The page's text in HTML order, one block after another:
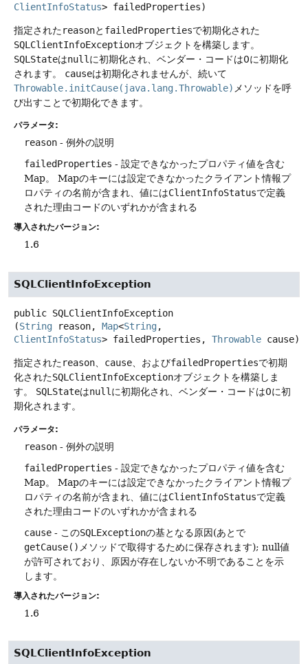
ClientInfoStatus> failedProperties)
指定されたreasonと failedPropertiesで初期化された
SQLClientInfoExceptionオブジェクトを構築します。
SQLStateはnull に初期化され、ベンダー・コードは0に初期化
されます。
causeは初期化されませんが、続いて
Throwable.initCause(java.lang.Throwable) メソッドを呼
び出すことで初期化できます。
パラメータ:
reason - 例外の説明
failedProperties - 設定できなかったプロパティ値を含む
Map。
Mapのキーには設定できなかったクライアント情報プ
ロパティの名前が含まれ、値にはClientInfoStatusで定義
された理由コードのいずれかが含まれる
導入されたバージョン:
1.6
SQLClientInfoException
public SQLClientInfoException
(String reason, Map<String
ClientInfoStatus> failedProperties, Throwable cause)
指定されたreason、 cause、およびfailedPropertiesで初期
化されたSQLClientInfoExceptionオブジェクトを構築しま
す。
SQLStateはnullに初期化され、ベンダー・コードは0に初
期化されます。
パラメータ:
reason - 例外の説明
failedProperties - 設定できなかったプロパティ値を含む
Map。
Mapのキーには設定できなかったクライアント情報プ
ロパティの名前が含まれ、値にはClientInfoStatusで定義
された理由コードのいずれかが含まれる
cause - このSQLExceptionの基となる原因(あとで
getCause() メソッドで取得するために保存されます); null値
が許可されており、原因が存在しないか不明であることを示
します。
導入されたバージョン:
1.6
SQLClientInfoException